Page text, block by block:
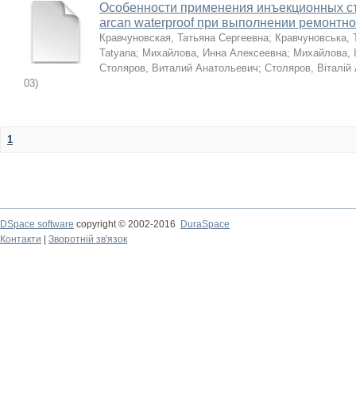
Особенности применения инъекционных
arcan waterproof при выполнении
Кравчуновская, Татьяна Сергеевна; Кравчуновська,
Tatyana; Михайлова, Инна Алексеевна; Михайлова,
Столяров, Виталий Анатольевич; Столяров, Віталій
03)
1
DSpace software copyright © 2002-2016
DuraSpace
Контакти
Зворотній зв'язок